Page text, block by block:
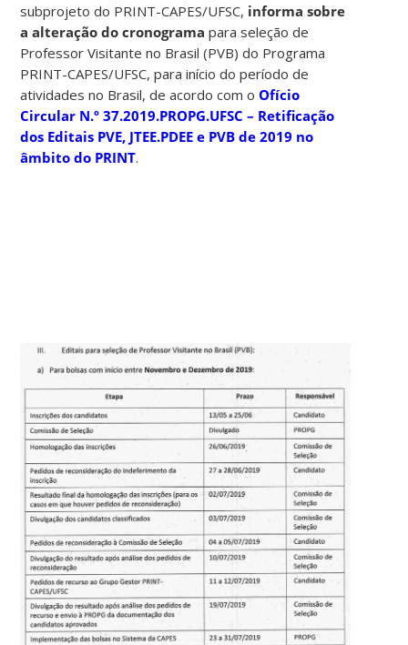
subprojeto do PRINT-CAPES/UFSC, informa sobre
a alteração do cronograma para seleção de
Professor Visitante no Brasil (PVB) do Programa
PRINT-CAPES/UFSC, para início do período de
atividades no Brasil, de acordo com oOfício
Circular N.º 37.2019.PROPG.UFSC – Retificação
dos Editais PVE, JTEE.PDEE e PVB de 2019 no
âmbito do PRINT.